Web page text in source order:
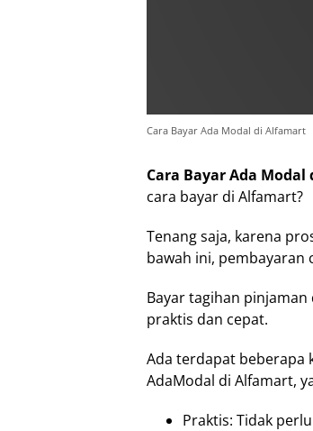
Cara Bayar Ada Modal di Alfamart
Cara Bayar Ada
cara bayar di Alfamart?
Tenang saja, karena
bawah ini, pembayaran
Bayar tagihan
praktis dan cepat.
Ada terdapat beberapa
AdaModal di Alfamart,
Praktis: Tidak